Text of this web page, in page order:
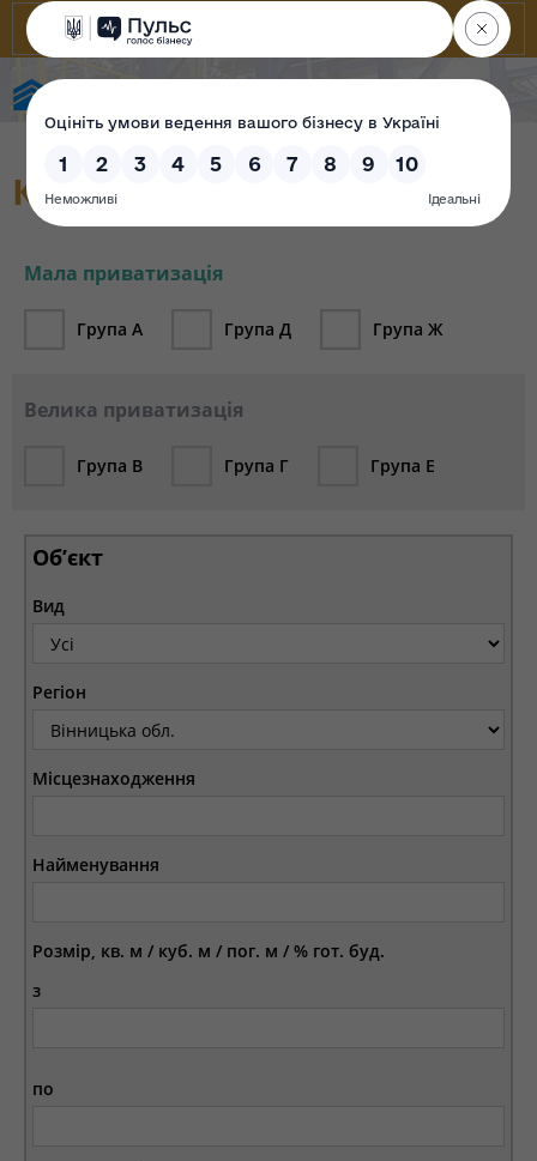
Каталог об`єктів (архів)
Мала приватизація
Група А Група Д Група Ж
Велика приватизація
Група В Група Г Група Е
Об’єкт
Вид
Регіон
Місцезнаходження
Найменування
Розмір, кв. м / куб. м / пог. м / % гот. буд.
з
по